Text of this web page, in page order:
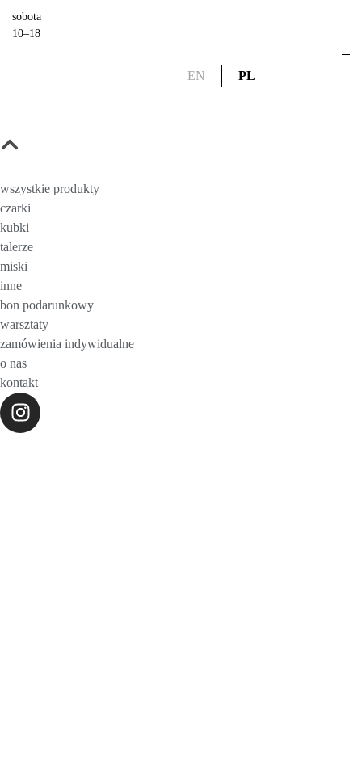
sobota
10–18
EN PL
wszystkie produkty
czarki
kubki
talerze
miski
inne
bon podarunkowy
warsztaty
zamówienia indywidualne
o nas
kontakt